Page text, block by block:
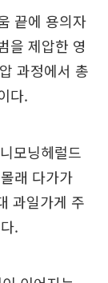
끝에 용의자
을 제압한 영
과정에서 총
다.
모닝헤럴드
래 다가가
과일가게 주
.